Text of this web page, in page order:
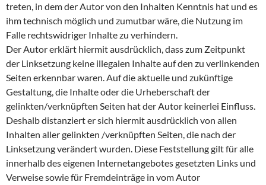
treten, in dem der Autor von den Inhalten Kenntnis hat und es
ihm technisch möglich und zumutbar wäre, die Nutzung im
Falle rechtswidriger Inhalte zu verhindern.
Der Autor erklärt hiermit ausdrücklich, dass zum Zeitpunkt
der Linksetzung keine illegalen Inhalte auf den zu verlinkenden
Seiten erkennbar waren. Auf die aktuelle und zukünftige
Gestaltung, die Inhalte oder die Urheberschaft der
gelinkten/verknüpften Seiten hat der Autor keinerlei Einfluss.
Deshalb distanziert er sich hiermit ausdrücklich von allen
Inhalten aller gelinkten /verknüpften Seiten, die nach der
Linksetzung verändert wurden. Diese Feststellung gilt für alle
innerhalb des eigenen Internetangebotes gesetzten Links und
Verweise sowie für Fremdeinträge in vom Autor